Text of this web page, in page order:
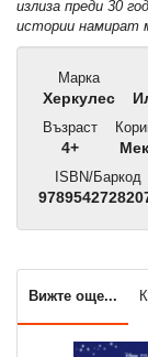
излиза преди 30
истории намират
Марка
Херкулес
Възраст
4+
ISBN/Баркод
Вижте още...